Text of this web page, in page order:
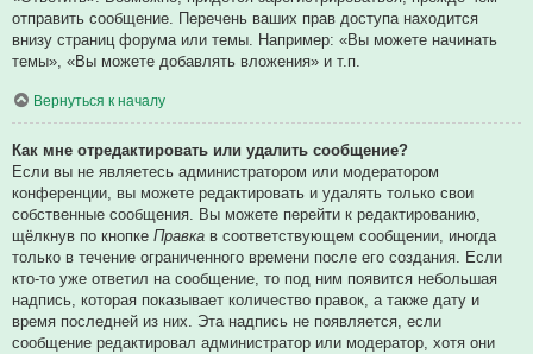
отправить сообщение. Перечень ваших прав доступа находится
внизу страниц форума или темы. Например: «Вы можете начинать
темы», «Вы можете добавлять вложения» и т.п.
Вернуться к началу
Как мне отредактировать или удалить сообщение?
Если вы не являетесь администратором или модератором
конференции, вы можете редактировать и удалять только свои
собственные сообщения. Вы можете перейти к редактированию,
щёлкнув по кнопке Правка в соответствующем сообщении, иногда
только в течение ограниченного времени после его создания. Если
кто-то уже ответил на сообщение, то под ним появится небольшая
надпись, которая показывает количество правок, а также дату и
время последней из них. Эта надпись не появляется, если
сообщение редактировал администратор или модератор, хотя они